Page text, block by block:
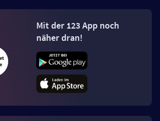
Mit der 123 App noch
näher dran!